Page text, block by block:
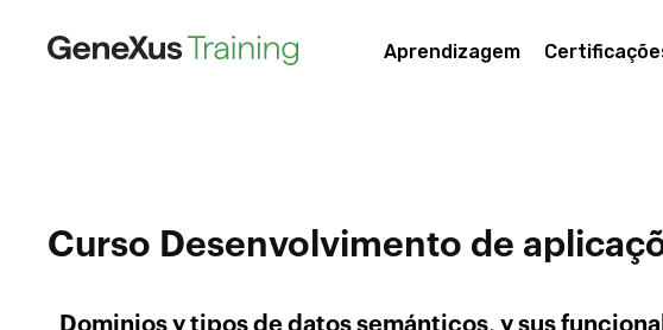
Aprendizagem
Curso Desenvolvimento de
Dominios y tipos de datos semánticos, y sus